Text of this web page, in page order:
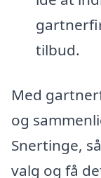
tilbud.
Med
og
Snertinge,
valg og få